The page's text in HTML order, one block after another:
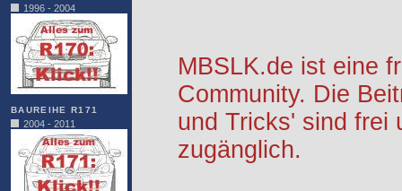
1996 - 2004
BAUREIHE R171
2004 - 2011
MBSLK.de ist eine
Community. Die
und Tricks' sind frei
zugänglich.